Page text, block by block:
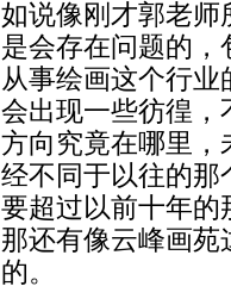
如说像刚才郭老师
是会存在问题的
从事绘画这个行
会出现一些彷徨，
方向究竟在哪里，
经不同于以往的那
要超过以前十年的
那还有像云峰画
的。